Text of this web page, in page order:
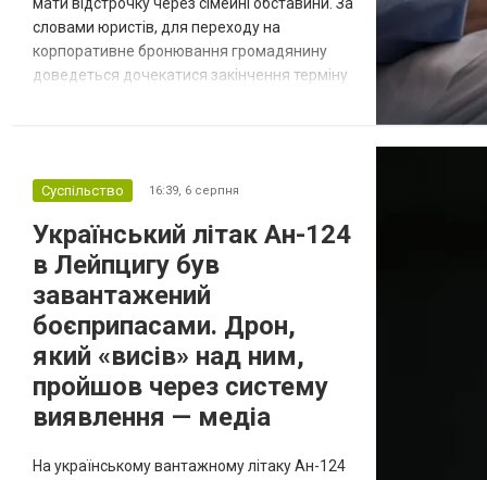
словами юристів, для переходу на
корпоративне бронювання громадянину
доведеться дочекатися закінчення терміну
мобілізації, юристи дали поради, які
Суспільство 16:39, 6 серпня
Український літак Ан-124
в Лейпцигу був
завантажений
боєприпасами. Дрон,
який «висів» над ним,
пройшов через систему
виявлення — медіа
На українському вантажному літаку Ан-124